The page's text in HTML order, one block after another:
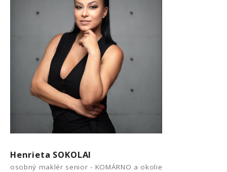
Henrieta SOKOLAI
osobný maklér senior - KOMÁRNO a okolie